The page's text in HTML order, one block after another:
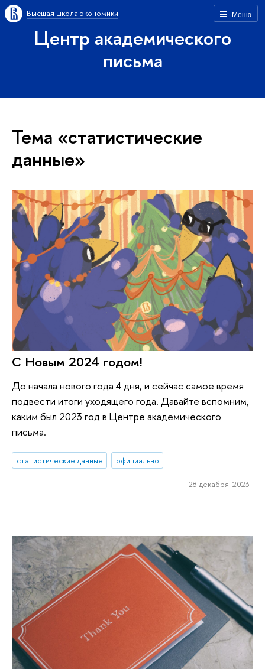
Меню
Высшая школа экономики
Центр академического
письма
Тема «статистические
данные»
С Новым 2024 годом!
До начала нового года 4 дня, и сейчас самое время
подвести итоги уходящего года. Давайте вспомним,
каким был 2023 год в Центре академического
письма.
статистические данные официально
28 декабря 2023